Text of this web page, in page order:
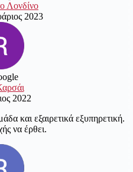
Λονδίνο
2023
2022
και εξαιρετικά εξυπηρετική.
να έρθει.